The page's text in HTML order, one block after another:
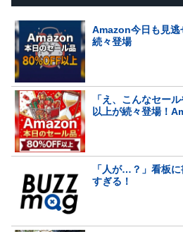
Amazon今日も見逃
続々登場
「え、こんなセー
以上が続々登場！
「人が…？」看板
すぎる！